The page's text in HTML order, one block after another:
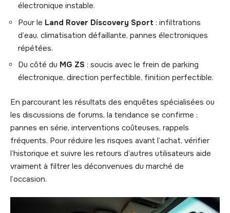
électronique instable.
Pour le Land Rover Discovery Sport : infiltrations
d’eau, climatisation défaillante, pannes électroniques
répétées.
Du côté du MG ZS : soucis avec le frein de parking
électronique, direction perfectible, finition perfectible.
En parcourant les résultats des enquêtes spécialisées ou
les discussions de forums, la tendance se confirme :
pannes en série, interventions coûteuses, rappels
fréquents. Pour réduire les risques avant l’achat, vérifier
l’historique et suivre les retours d’autres utilisateurs aide
vraiment à filtrer les déconvenues du marché de
l’occasion.